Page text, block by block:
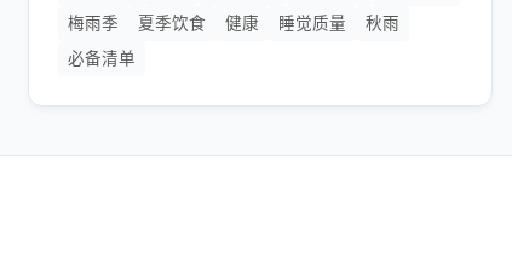
梅雨季
夏季饮食 健康 睡觉质量
秋雨
必备清单